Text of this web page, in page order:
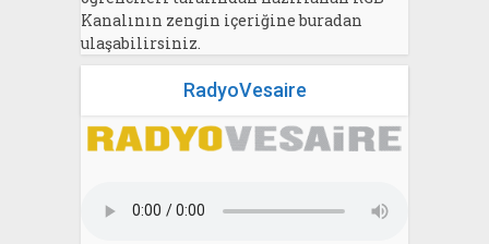
Kanalının zengin içeriğine buradan
ulaşabilirsiniz.
RadyoVesaire